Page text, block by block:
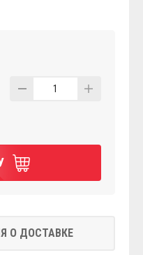
1
О ДОСТАВКЕ